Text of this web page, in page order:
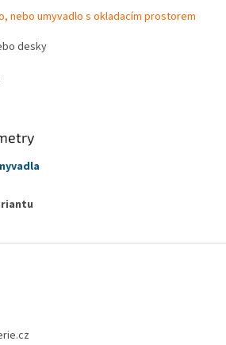
nebo umyvadlo s okladacím prostorem
desky